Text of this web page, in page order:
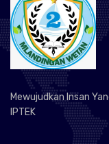
Mewujudkan Insan
IPTEK